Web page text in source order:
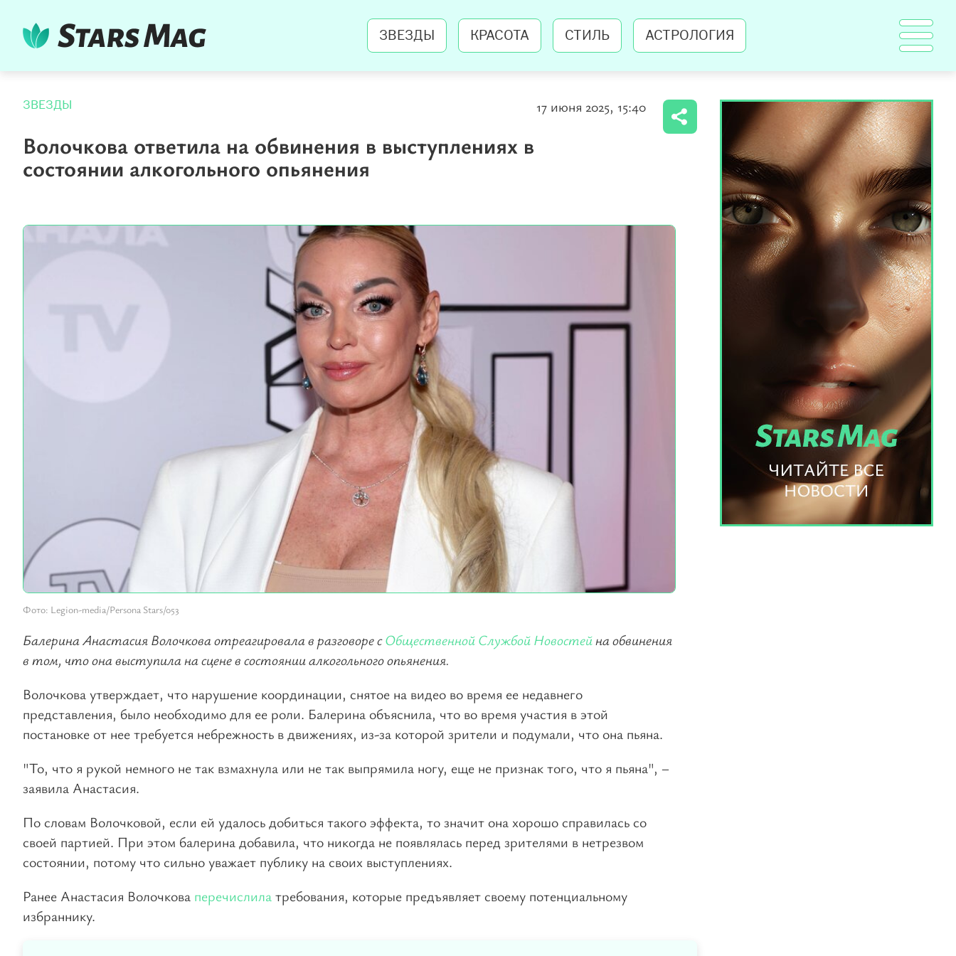
ЗВЕЗДЫ КРАСОТА СТИЛЬ АСТРОЛОГИЯ
ЗВЕЗДЫ 17 июня 2025, 15:40
Волочкова ответила на обвинения в выступлениях в
состоянии алкогольного опьянения
Фото: Legion-media/Persona Stars/053
Балерина Анастасия Волочкова отреагировала в разговоре сОбщественной Службой Новостейна обвинения
в том, что она выступила на сцене в состоянии алкогольного опьянения.
Волочкова утверждает, что нарушение координации, снятое на видео во время ее недавнего
представления, было необходимо для ее роли. Балерина объяснила, что во время участия в этой
постановке от нее требуется небрежность в движениях, из-за которой зрители и подумали, что она пьяна.
"То, что я рукой немного не так взмахнула или не так выпрямила ногу, еще не признак того, что я пьяна", –
заявила Анастасия.
По словам Волочковой, если ей удалось добиться такого эффекта, то значит она хорошо справилась со
своей партией. При этом балерина добавила, что никогда не появлялась перед зрителями в нетрезвом
состоянии, потому что сильно уважает публику на своих выступлениях.
Ранее Анастасия Волочкова перечислилатребования, которые предъявляет своему потенциальному
избраннику.